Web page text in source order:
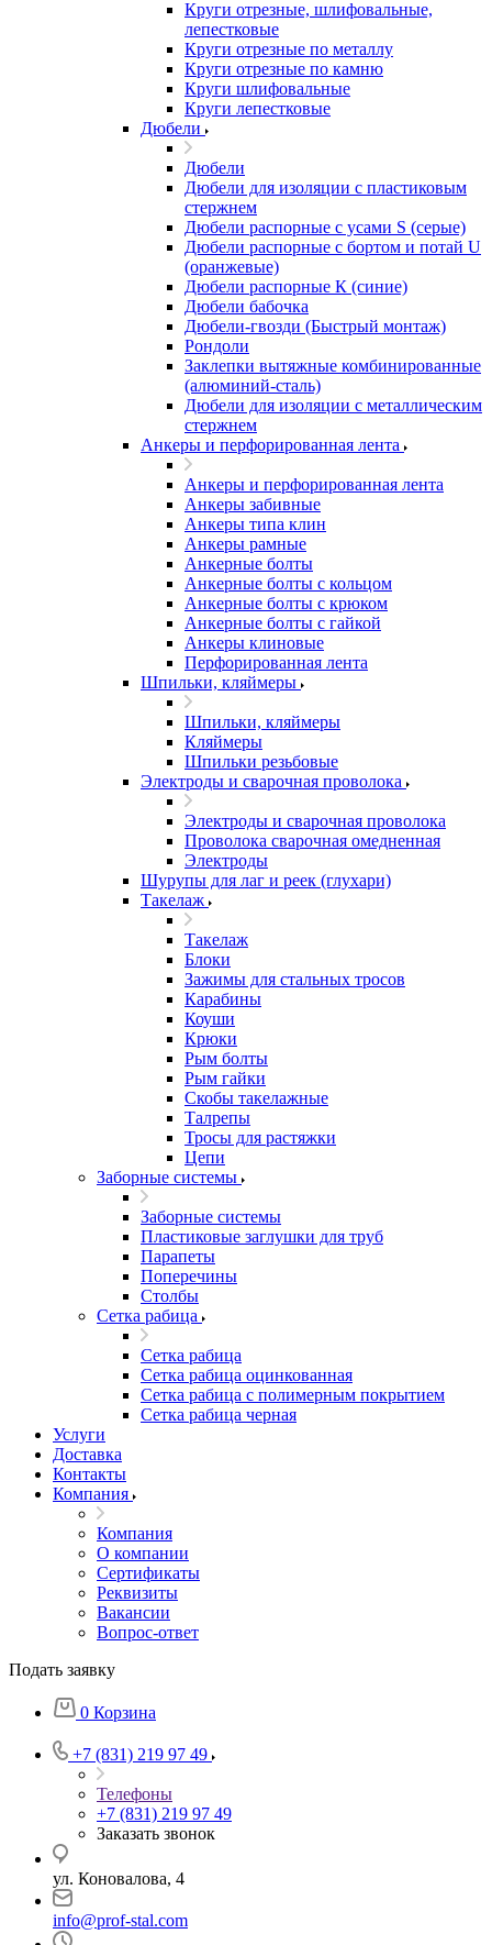
Круги отрезные, шлифовальные,
лепестковые
Круги отрезные по металлу
Круги отрезные по камню
Круги шлифовальные
Круги лепестковые
Дюбели
Дюбели
Дюбели для изоляции с пластиковым
стержнем
Дюбели распорные с усами S (серые)
Дюбели распорные c бортом и потай U
(оранжевые)
Дюбели распорные К (синие)
Дюбели бабочка
Дюбели-гвозди (Быстрый монтаж)
Рондоли
Заклепки вытяжные комбинированные
(алюминий-сталь)
Дюбели для изоляции с металлическим
стержнем
Анкеры и перфорированная лента
Анкеры и перфорированная лента
Анкеры забивные
Анкеры типа клин
Анкеры рамные
Анкерные болты
Анкерные болты с кольцом
Анкерные болты с крюком
Анкерные болты с гайкой
Анкеры клиновые
Перфорированная лента
Шпильки, кляймеры
Шпильки, кляймеры
Кляймеры
Шпильки резьбовые
Электроды и сварочная проволока
Электроды и сварочная проволока
Проволока сварочная омедненная
Электроды
Шурупы для лаг и реек (глухари)
Такелаж
Такелаж
Блоки
Зажимы для стальных тросов
Карабины
Коуши
Крюки
Рым болты
Рым гайки
Скобы такелажные
Талрепы
Тросы для растяжки
Цепи
Заборные системы
Заборные системы
Пластиковые заглушки для труб
Парапеты
Поперечины
Столбы
Сетка рабица
Сетка рабица
Сетка рабица оцинкованная
Сетка рабица с полимерным покрытием
Сетка рабица черная
Услуги
Доставка
Контакты
Компания
Компания
О компании
Сертификаты
Реквизиты
Вакансии
Вопрос-ответ
Подать заявку
0 Корзина
+7 (831) 219 97 49
Телефоны
+7 (831) 219 97 49
Заказать звонок
ул. Коновалова, 4
info@prof-stal.com